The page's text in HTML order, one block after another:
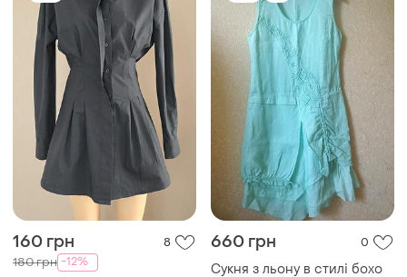
160 грн 8
180 грн -12%
660 грн 0
Сукня з льону в стилі бохо